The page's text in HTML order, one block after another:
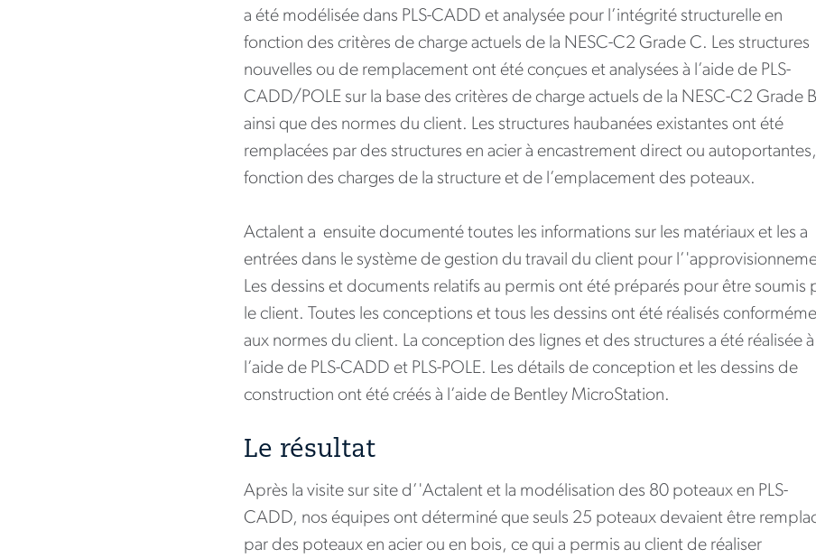
a été modélisée dans PLS-CADD et analysée pour l’intégrité structurelle en
fonction des critères de charge actuels de la NESC-C2 Grade C. Les structures
nouvelles ou de remplacement ont été conçues et analysées à l’aide de PLS-
CADD/POLE sur la base des critères de charge actuels de la NESC-C2 Grade B
ainsi que des normes du client. Les structures haubanées existantes ont été
remplacées par des structures en acier à encastrement direct ou
fonction des charges de la structure et de l’emplacement des poteaux.
Actalent a ensuite documenté toutes les informations sur les matériaux et les a
entrées dans le système de gestion du travail du client pour
Les dessins et documents relatifs au permis ont été préparés pour être soumis
le client. Toutes les conceptions et tous les dessins ont été réalisés
aux normes du client. La conception des lignes et des structures a été réalisée à
l’aide de PLS-CADD et PLS-POLE. Les détails de conception et les dessins de
construction ont été créés à l’aide de Bentley MicroStation.
Le résultat
Après la visite sur site d’'Actalent et la modélisation des 80 poteaux en PLS-
CADD, nos équipes ont déterminé que seuls 25 poteaux devaient être
par des poteaux en acier ou en bois, ce qui a permis au client de réaliser